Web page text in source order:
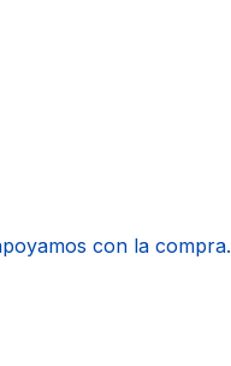
con la compra.